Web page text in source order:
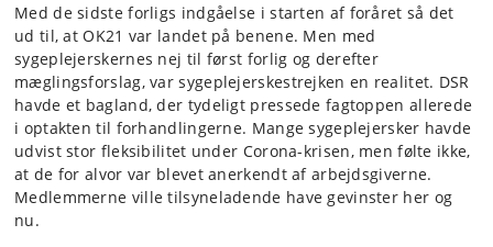
Med de sidste forligs indgåelse i starten af foråret så det
ud til, at OK21 var landet på benene. Men med
sygeplejerskernes nej til først forlig og derefter
mæglingsforslag, var sygeplejerskestrejken en realitet. DSR
havde et bagland, der tydeligt pressede fagtoppen allerede
i optakten til forhandlingerne. Mange sygeplejersker havde
udvist stor fleksibilitet under Corona-krisen, men følte ikke,
at de for alvor var blevet anerkendt af arbejdsgiverne.
Medlemmerne ville tilsyneladende have gevinster her og
nu.